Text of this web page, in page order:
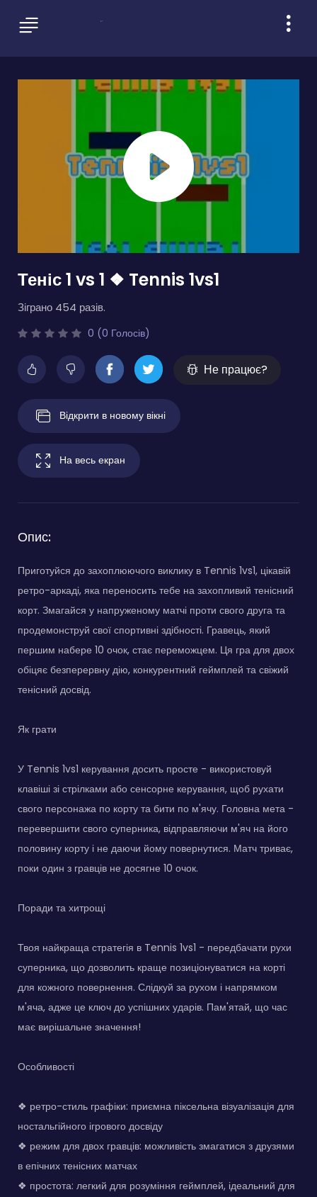
Теніс 1 vs 1 ❖ Tennis 1vs1
Зіграно 454 разів.
0 (0 Голосів)
Не працює?
Відкрити в новому вікні
На весь екран
Опис:
Приготуйся до захоплюючого виклику в Tennis 1vs1, цікавій
ретро-аркаді, яка переносить тебе на захопливий тенісний
корт. Змагайся у напруженому матчі проти свого друга та
продемонструй свої спортивні здібності. Гравець, який
першим набере 10 очок, стає переможцем. Ця гра для двох
обіцяє безперервну дію, конкурентний геймплей та свіжий
тенісний досвід.
Як грати
У Tennis 1vs1 керування досить просте - використовуй
клавіші зі стрілками або сенсорне керування, щоб рухати
свого персонажа по корту та бити по м'ячу. Головна мета -
перевершити свого суперника, відправляючи м'яч на його
половину корту і не даючи йому повернутися. Матч триває,
поки один з гравців не досягне 10 очок.
Поради та хитрощі
Твоя найкраща стратегія в Tennis 1vs1 - передбачати рухи
суперника, що дозволить краще позиціонуватися на корті
для кожного повернення. Слідкуй за рухом і напрямком
м'яча, адже це ключ до успішних ударів. Пам'ятай, що час
має вирішальне значення!
Особливості
❖ ретро-стиль графіки: приємна піксельна візуалізація для
ностальгійного ігрового досвіду
❖ режим для двох гравців: можливість змагатися з друзями
в епічних тенісних матчах
❖ простота: легкий для розуміння геймплей, ідеальний для